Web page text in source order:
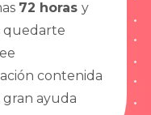
72 horas y
quedarte
contenida
gran ayuda